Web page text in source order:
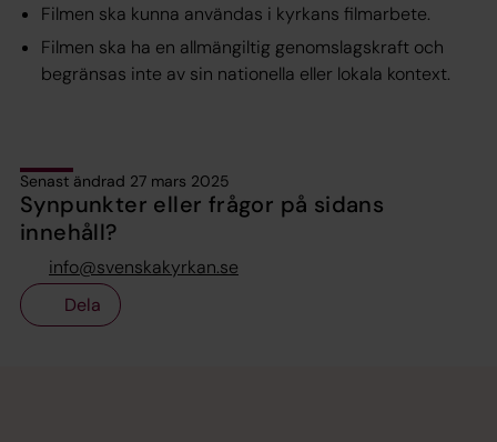
Filmen ska kunna användas i kyrkans filmarbete.
Filmen ska ha en allmängiltig genomslagskraft och
begränsas inte av sin nationella eller lokala kontext.
Senast ändrad 27 mars 2025
Synpunkter eller frågor på sidans
innehåll?
info@svenskakyrkan.se
Dela